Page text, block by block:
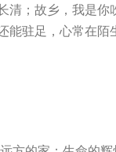
清；故乡，我是你
能驻足，心常在陌